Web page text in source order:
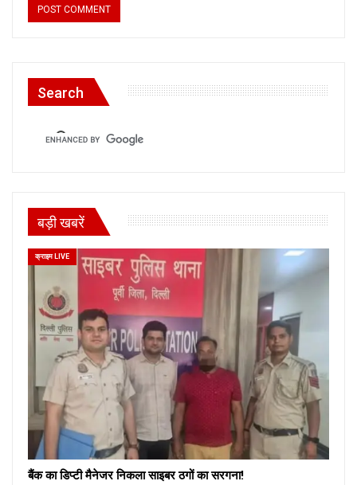
Search
बड़ी खबरें
क्राइम LIVE
बैंक का डिप्टी मैनेजर निकला साइबर ठगों का सरगना!